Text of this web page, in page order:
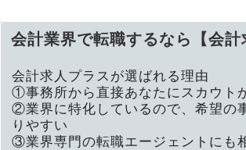
会計業界で転職するなら【会計
会計求人プラスが選ばれる理由
①事務所から直接あなたにスカウト
②業界に特化しているので、希望の
りやすい
③業界専門の転職エージェントにも